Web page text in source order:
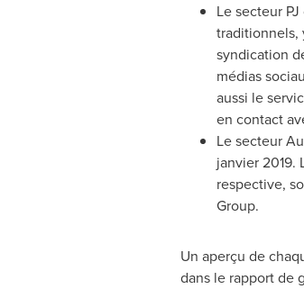
Le secteur
traditionnels,
syndication
médias
aussi le
en contact
Le secteur
janvier 2019.
respective,
Group.
Un aperçu de
dans le rapport de